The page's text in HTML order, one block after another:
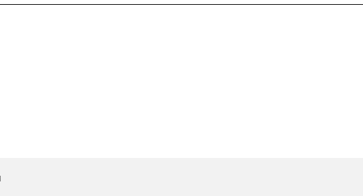
вашего бренда в нужный бренд по длине стельки
товарный вид изделия, бирки и упаковки - это
также сразу же придет смс и имейл, что посылку можно